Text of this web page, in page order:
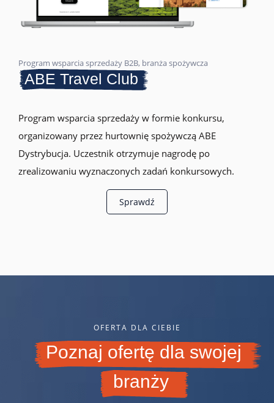
Program wsparcia sprzedaży B2B, branża spożywcza
ABE Travel Club
Program wsparcia sprzedaży w formie konkursu,
organizowany przez hurtownię spożywczą ABE
Dystrybucja. Uczestnik otrzymuje nagrodę po
zrealizowaniu wyznaczonych zadań konkursowych.
Sprawdź
OFERTA DLA CIEBIE
Poznaj ofertę dla swojej
branży